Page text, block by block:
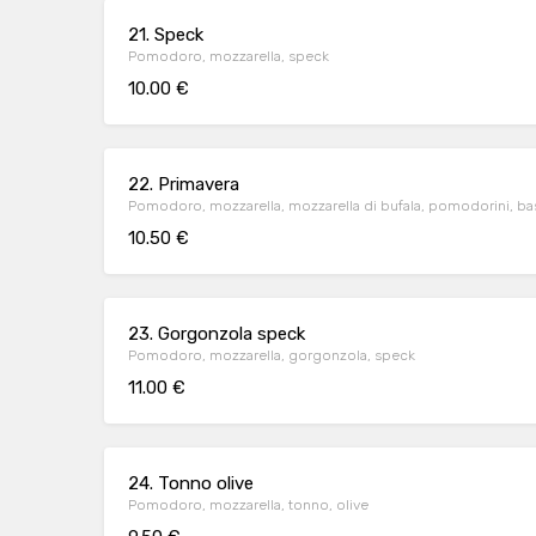
21. Speck
Pomodoro, mozzarella, speck
10.00 €
22. Primavera
Pomodoro, mozzarella, mozzarella di bufala, pomodorini,
10.50 €
23. Gorgonzola speck
Pomodoro, mozzarella, gorgonzola, speck
11.00 €
24. Tonno olive
Pomodoro, mozzarella, tonno, olive